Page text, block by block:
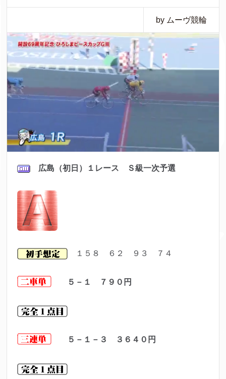
by ムーヴ競輪
広島（初日）１レース Ｓ級一次予選
１５８ ６２ ９３ ７４
５－１ ７９０円
５－１－３ ３６４０円